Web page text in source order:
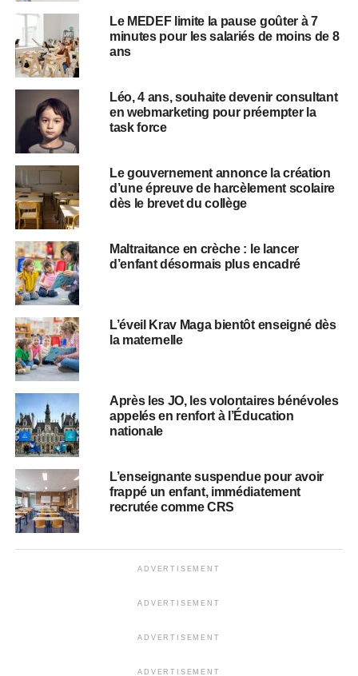
Le MEDEF limite la pause goûter à 7
minutes pour les salariés de moins de 8
ans
Léo, 4 ans, souhaite devenir consultant
en webmarketing pour préempter la
task force
Le gouvernement annonce la création
d’une épreuve de harcèlement scolaire
dès le brevet du collège
Maltraitance en crèche : le lancer
d’enfant désormais plus encadré
L’éveil Krav Maga bientôt enseigné dès
la maternelle
Après les JO, les volontaires bénévoles
appelés en renfort à l’Éducation
nationale
L’enseignante suspendue pour avoir
frappé un enfant, immédiatement
recrutée comme CRS
ADVERTISEMENT
ADVERTISEMENT
ADVERTISEMENT
ADVERTISEMENT